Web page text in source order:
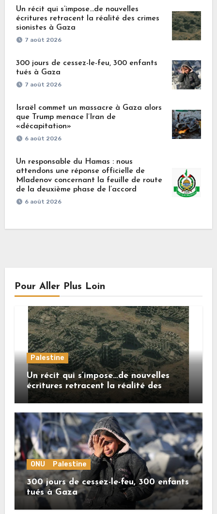
Un récit qui s’impose…de nouvelles
écritures retracent la réalité des crimes
sionistes à Gaza
7 août 2026
300 jours de cessez-le-feu, 300 enfants
tués à Gaza
7 août 2026
Israël commet un massacre à Gaza alors
que Trump menace l’Iran de
«décapitation»
6 août 2026
Un responsable du Hamas : nous
attendons une réponse officielle de
Mladenov concernant la feuille de route
de la deuxième phase de l’accord
6 août 2026
Pour Aller Plus Loin
Palestine
Un récit qui s’impose…de nouvelles
écritures retracent la réalité des
crimes sionistes à Gaza
ONU Palestine
300 jours de cessez-le-feu, 300 enfants
tués à Gaza